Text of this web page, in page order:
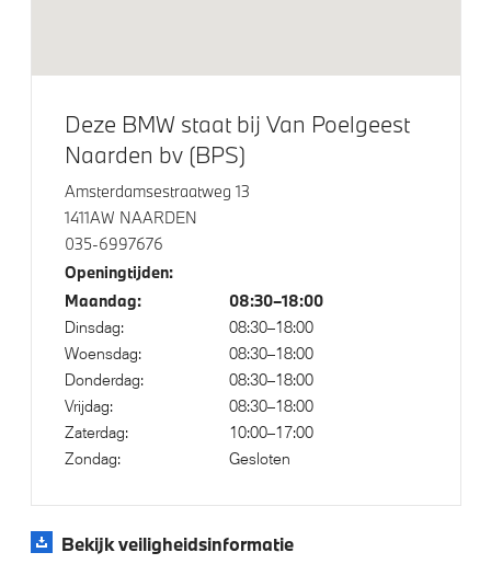
Raamomlijsting M hoogglans Shadow Line
Glazen panoramadak Sky Lounge
Extra getint glas in achterportierruiten en achterruit
Klimaatbeheersing
Stoelventilatie voor beide voorstoelen
Elektrische voorzieningen
Draadloos oplaadstation
Alarmsysteem klasse 3 (VbV/SCM)
Deze BMW staat bij Van Poelgeest
Naarden bv (BPS)
Amsterdamsestraatweg 13
1411AW NAARDEN
035-6997676
Openingtijden:
Maandag:
08:30–18:00
Dinsdag:
08:30–18:00
Woensdag:
08:30–18:00
Donderdag:
08:30–18:00
Vrijdag:
08:30–18:00
Zaterdag:
10:00–17:00
Zondag:
Gesloten
Bekijk veiligheidsinformatie